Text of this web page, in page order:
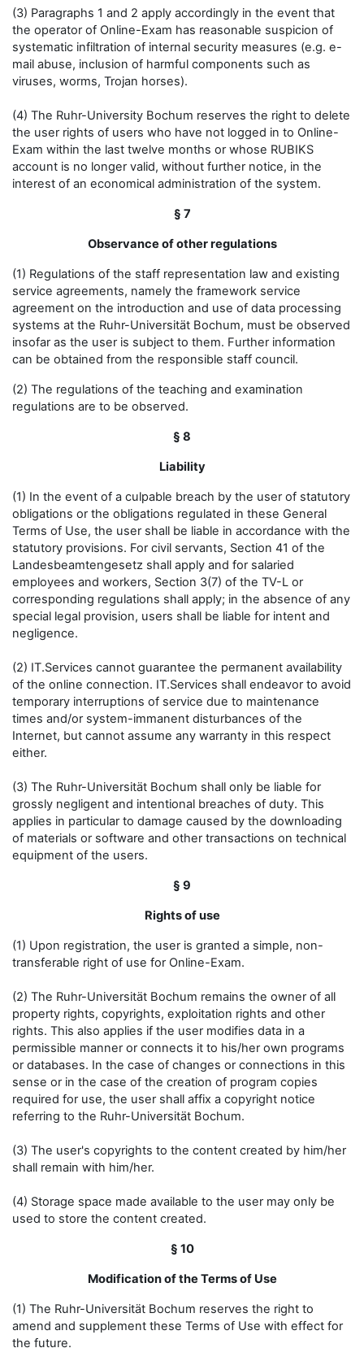
(3) Paragraphs 1 and 2 apply accordingly in the event that
the operator of Online-Exam has reasonable suspicion of
systematic infiltration of internal security measures (e.g. e-
mail abuse, inclusion of harmful components such as
viruses, worms, Trojan horses).
(4) The Ruhr-University Bochum reserves the right to delete
the user rights of users who have not logged in to Online-
Exam within the last twelve months or whose RUBIKS
account is no longer valid, without further notice, in the
interest of an economical administration of the system.
§ 7
Observance of other regulations
(1) Regulations of the staff representation law and existing
service agreements, namely the framework service
agreement on the introduction and use of data processing
systems at the Ruhr-Universität Bochum, must be observed
insofar as the user is subject to them. Further information
can be obtained from the responsible staff council.
(2) The regulations of the teaching and examination
regulations are to be observed.
§ 8
Liability
(1) In the event of a culpable breach by the user of statutory
obligations or the obligations regulated in these General
Terms of Use, the user shall be liable in accordance with the
statutory provisions. For civil servants, Section 41 of the
Landesbeamtengesetz shall apply and for salaried
employees and workers, Section 3(7) of the TV-L or
corresponding regulations shall apply; in the absence of any
special legal provision, users shall be liable for intent and
negligence.
(2) IT.Services cannot guarantee the permanent availability
of the online connection. IT.Services shall endeavor to avoid
temporary interruptions of service due to maintenance
times and/or system-immanent disturbances of the
Internet, but cannot assume any warranty in this respect
either.
(3) The Ruhr-Universität Bochum shall only be liable for
grossly negligent and intentional breaches of duty. This
applies in particular to damage caused by the downloading
of materials or software and other transactions on technical
equipment of the users.
§ 9
Rights of use
(1) Upon registration, the user is granted a simple, non-
transferable right of use for Online-Exam.
(2) The Ruhr-Universität Bochum remains the owner of all
property rights, copyrights, exploitation rights and other
rights. This also applies if the user modifies data in a
permissible manner or connects it to his/her own programs
or databases. In the case of changes or connections in this
sense or in the case of the creation of program copies
required for use, the user shall affix a copyright notice
referring to the Ruhr-Universität Bochum.
(3) The user's copyrights to the content created by him/her
shall remain with him/her.
(4) Storage space made available to the user may only be
used to store the content created.
§ 10
Modification of the Terms of Use
(1) The Ruhr-Universität Bochum reserves the right to
amend and supplement these Terms of Use with effect for
the future.